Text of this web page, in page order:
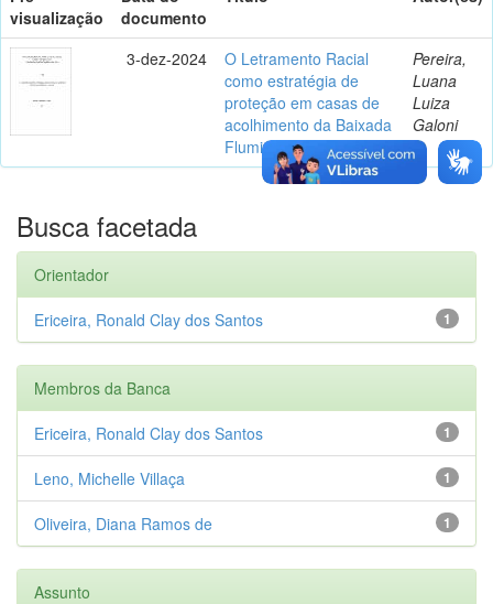
visualização
documento
3-dez-2024
O Letramento Racial
como estratégia de
proteção em casas de
acolhimento da Baixada
Fluminense
Pereira,
Luana
Luiza
Galoni
Busca facetada
Orientador
1
Ericeira, Ronald Clay dos Santos
Membros da Banca
1
Ericeira, Ronald Clay dos Santos
1
Leno, Michelle Villaça
1
Oliveira, Diana Ramos de
Assunto